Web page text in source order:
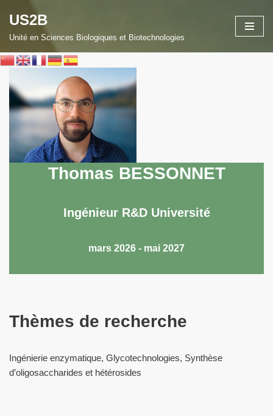
Aller
contenu
US2B
Unité en Sciences Biologiques et Biotechnologies
Thomas BESSONNET
Ingénieur R&D Université
mars 2026 - mai 2027
Thèmes de recherche
Ingénierie enzymatique, Glycotechnologies, Synthèse
d’oligosaccharides et hétérosides